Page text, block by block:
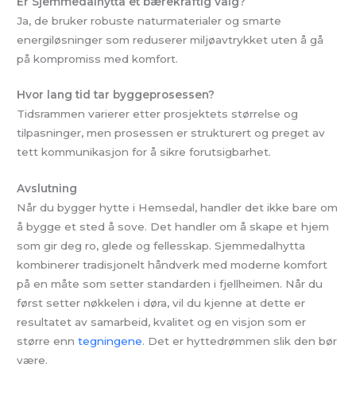
Ja, de bruker robuste naturmaterialer og smarte
energiløsninger som reduserer miljøavtrykket uten å gå
på kompromiss med komfort.
Hvor lang tid tar byggeprosessen?
Tidsrammen varierer etter prosjektets størrelse og
tilpasninger, men prosessen er strukturert og preget av
tett kommunikasjon for å sikre forutsigbarhet.
Avslutning
Når du bygger hytte i Hemsedal, handler det ikke bare om
å bygge et sted å sove. Det handler om å skape et hjem
som gir deg ro, glede og fellesskap. Sjemmedalhytta
kombinerer tradisjonelt håndverk med moderne komfort
på en måte som setter standarden i fjellheimen. Når du
først setter nøkkelen i døra, vil du kjenne at dette er
resultatet av samarbeid, kvalitet og en visjon som er
større enntegningene. Det er hyttedrømmen slik den bør
være.